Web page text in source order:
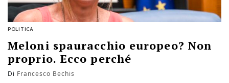
POLITICA
Meloni spauracchio europeo? Non
proprio. Ecco perché
Di Francesco Bechis